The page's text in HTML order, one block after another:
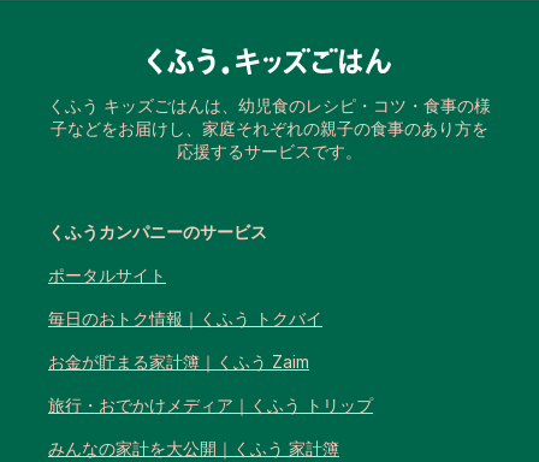
くふう キッズごはんは、幼児食のレシピ・コツ・食事の様
子などをお届けし、家庭それぞれの親子の食事のあり方を
応援するサービスです。
くふうカンパニーのサービス
ポータルサイト
毎日のおトク情報｜くふう トクバイ
お金が貯まる家計簿｜くふう Zaim
旅行・おでかけメディア｜くふう トリップ
みんなの家計を大公開｜くふう 家計簿